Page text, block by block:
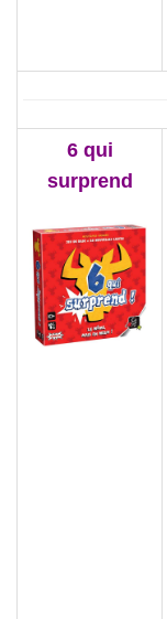
6 qui
surprend